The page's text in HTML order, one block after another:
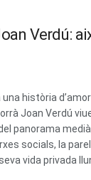
Verdú:
història
Joan Verdú
panorama
socials, la
vida privada